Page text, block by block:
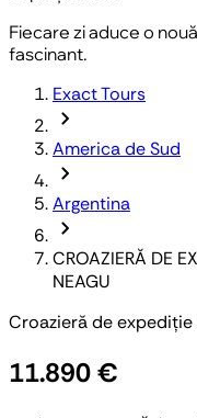
Fiecare zi aduce o
fascinant.
Exact Tours
chevron_forward
America de Sud
chevron_forward
Argentina
chevron_forward
CROAZIERĂ DE
NEAGU
Croazieră de expediție
11.890 €